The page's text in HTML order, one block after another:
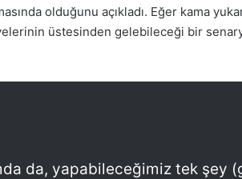
olduğunu açıkladı. Eğer kama
üstesinden gelebileceği bir
da, yapabileceğimiz tek şey